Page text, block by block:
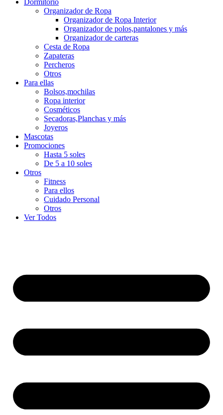
Organizador de Ropa
Organizador de Ropa Interior
Organizador de polos,pantalones y más
Organizador de carteras
Cesta de Ropa
Zapateras
Percheros
Otros
Para ellas
Bolsos,mochilas
Ropa interior
Cosméticos
Secadoras,Planchas y más
Joyeros
Mascotas
Promociones
Hasta 5 soles
De 5 a 10 soles
Otros
Fitness
Para ellos
Cuidado Personal
Otros
Ver Todos